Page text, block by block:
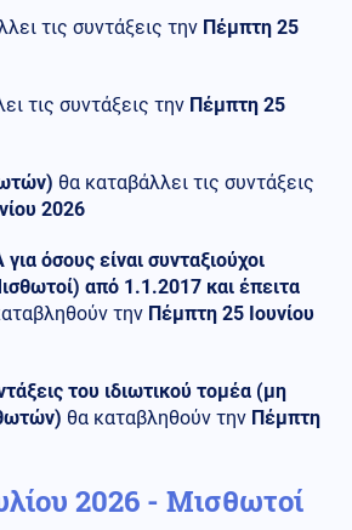
τις συντάξεις την Πέμπτη 25
τις συντάξεις την Πέμπτη 25
θα καταβάλλει τις συντάξεις
2026
όσους είναι συνταξιούχοι
από 1.1.2017 και έπειτα
την Πέμπτη 25 Ιουνίου
του ιδιωτικού τομέα (μη
θα καταβληθούν την Πέμπτη
2026 - Μισθωτοί